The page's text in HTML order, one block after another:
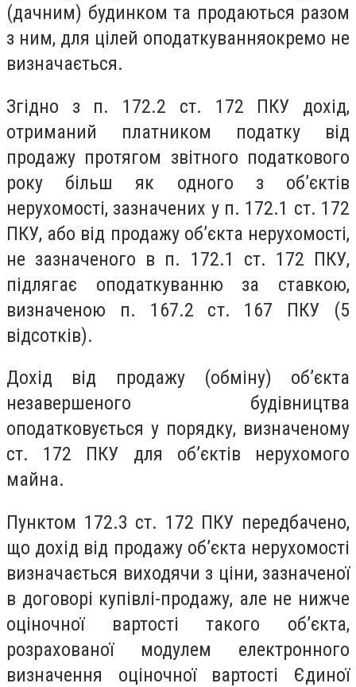
(дачним) будинком та продаються разом
з ним, для цілей оподаткуванняокремо не
визначається.
Згідно з п. 172.2 ст. 172 ПКУ дохід,
отриманий платником податку від
продажу протягом звітного податкового
року більш як одного з об’єктів
нерухомості, зазначених у п. 172.1 ст. 172
ПКУ, або від продажу об’єкта нерухомості,
не зазначеного в п. 172.1 ст. 172 ПКУ,
підлягає оподаткуванню за ставкою,
визначеною п. 167.2 ст. 167 ПКУ (5
відсотків).
Дохід від продажу (обміну) об’єкта
незавершеного будівництва
оподатковується у порядку, визначеному
ст. 172 ПКУ для об’єктів нерухомого
майна.
Пунктом 172.3 ст. 172 ПКУ передбачено,
що дохід від продажу об’єкта нерухомості
визначається виходячи з ціни, зазначеної
в договорі купівлі-продажу, але не нижче
оціночної вартості такого об’єкта,
розрахованої модулем електронного
визначення оціночної вартості Єдиної